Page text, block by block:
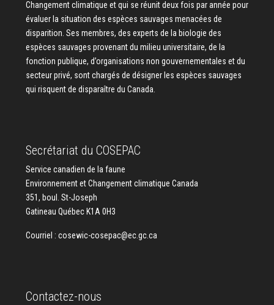
Changement climatique et qui se réunit deux fois par année pour
évaluer la situation des espèces sauvages menacées de
disparition. Ses membres, des experts de la biologie des
espèces sauvages provenant du milieu universitaire, de la
fonction publique, d’organisations non gouvernementales et du
secteur privé, sont chargés de désigner les espèces sauvages
qui risquent de disparaître du Canada.
Secrétariat du COSEPAC
Service canadien de la faune
Environnement et Changement climatique Canada
351, boul. St-Joseph
Gatineau Québec K1A 0H3
Courriel : cosewic-cosepac@ec.gc.ca
Contactez-nous